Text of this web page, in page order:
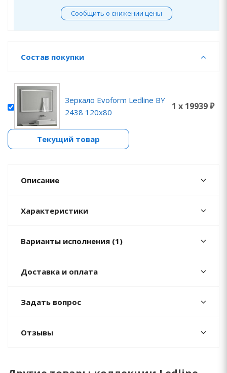
Сообщить о снижении цены
Состав покупки
Зеркало Evoform Ledline BY
2438 120х80
1 x 19939 ₽
Текущий товар
Описание
Характеристики
Варианты исполнения (1)
Доставка и оплата
Задать вопрос
Отзывы